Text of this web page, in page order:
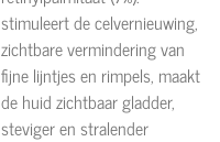
stimuleert de celvernieuwing,
zichtbare vermindering van
fijne lijntjes en rimpels, maakt
de huid zichtbaar gladder,
steviger en stralender